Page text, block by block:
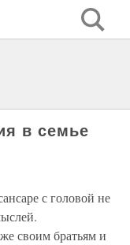
в семье
с головой не
своим братьям и